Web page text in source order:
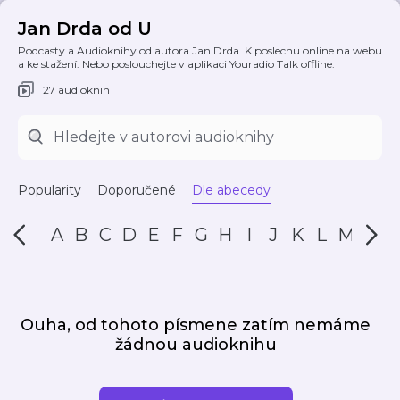
Jan Drda od U
Podcasty a Audioknihy od autora Jan Drda. K poslechu online na webu
a ke stažení. Nebo poslouchejte v aplikaci Youradio Talk offline.
27 audioknih
Popularity Doporučené Dle abecedy
A B C D E F G H I J K L M N
Ouha, od tohoto písmene zatím nemáme
žádnou audioknihu